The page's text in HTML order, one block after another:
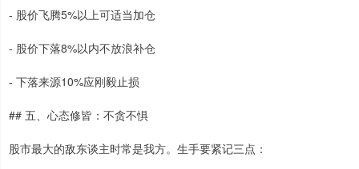
- 股价飞腾5%以上可适当加仓
- 股价下落8%以内不放浪补仓
- 下落来源10%应刚毅止损
## 五、心态修皆：不贪不惧
股市最大的敌东谈主时常是我方。生手要紧记三点：